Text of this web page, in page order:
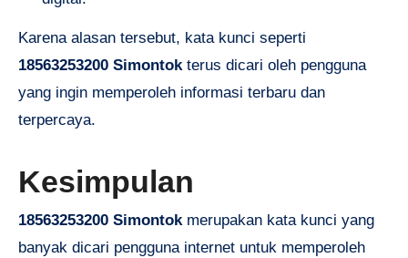
Karena alasan tersebut, kata kunci seperti
18563253200 Simontokterus dicari oleh pengguna
yang ingin memperoleh informasi terbaru dan
terpercaya.
Kesimpulan
18563253200 Simontokmerupakan kata kunci yang
banyak dicari pengguna internet untuk memperoleh